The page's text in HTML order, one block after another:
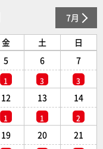
7月
金 土
日
5
1
6
3
7
3
12
1
13
1
14
2
19 20 21